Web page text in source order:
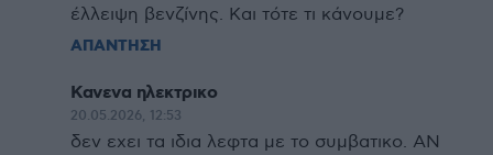
έλλειψη βενζίνης. Και τότε τι κάνουμε?
ΑΠΑΝΤΗΣΗ
Κανενα ηλεκτρικο
20.05.2026, 12:53
δεν εχει τα ιδια λεφτα με το συμβατικο. ΑΝ